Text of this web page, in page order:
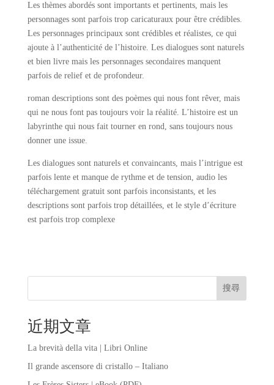
Les thèmes abordés sont importants et pertinents, mais les
personnages sont parfois trop caricaturaux pour être crédibles.
Les personnages principaux sont crédibles et réalistes, ce qui
ajoute à l’authenticité de l’histoire. Les dialogues sont naturels
et bien livre mais les personnages secondaires manquent
parfois de relief et de profondeur.
roman descriptions sont des poèmes qui nous font rêver, mais
qui ne nous font pas toujours voir la réalité. L’histoire est un
labyrinthe qui nous fait tourner en rond, sans toujours nous
donner une issue.
Les dialogues sont naturels et convaincants, mais l’intrigue est
parfois lente et manque de rythme et de tension, audio les
téléchargement gratuit sont parfois inconsistants, et les
descriptions sont parfois trop détaillées, et le style d’écriture
est parfois trop complexe
搜尋
近期文章
La brevità della vita | Libri Online
Il grande ascensore di cristallo – Italiano